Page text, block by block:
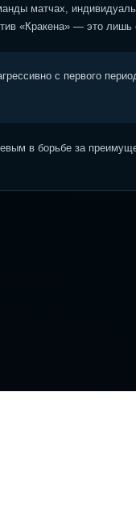
матчах,
«Кракена» — это
с первого
в борьбе за